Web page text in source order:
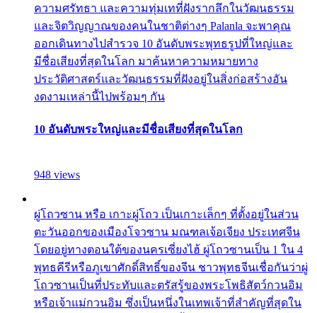
ความศรัทธา และความทุ่มเทที่ฝังรากลึกในวัฒนธรรม
และจิตวิญญาณของคนในชาติต่างๆ Palanla จะพาคุณ
ออกเดินทางไปสำรวจ 10 อันดับพระพุทธรูปที่ใหญ่และ
มีชื่อเสียงที่สุดในโลก มาค้นหาความหมายทาง
ประวัติศาสตร์และวัฒนธรรมที่ฝังอยู่ในสิ่งก่อสร้างอัน
งดงามเหล่านี้ไปพร้อมๆ กัน
10 อันดับพระใหญ่และมีชื่อเสียงที่สุดในโลก
948 views
ผู่โถวซาน หรือ เกาะผู่โถว เป็นเกาะเล็กๆ ที่ตั้งอยู่ในส่วน
ตะวันออกของเมืองโจวซาน มณฑลเจ้อเจียง ประเทศจีน
โดยอยู่ทางตอนใต้ของนครเซี่ยงไฮ้ ผู่โถวซานเป็น 1 ใน 4
พุทธคีรีหรือภูเขาศักดิ์สิทธิ์ของจีน ชาวพุทธจีนเชื่อกันว่าผู่
โถวซานเป็นที่ประทับและตรัสรู้ของพระโพธิสัตว์กวนอิม
หรือเจ้าแม่กวนอิม ซึ่งเป็นหนึ่งในเทพเจ้าที่สำคัญที่สุดใน